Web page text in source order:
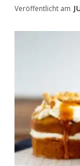
Veröffentlicht am